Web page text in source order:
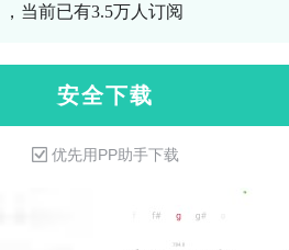
当前已有3.5万人订阅
安 全 下 载
优先用PP助手下载